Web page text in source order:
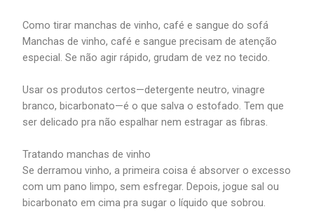
Como tirar manchas de vinho, café e sangue do sofá
Manchas de vinho, café e sangue precisam de atenção
especial. Se não agir rápido, grudam de vez no tecido.
Usar os produtos certos—detergente neutro, vinagre
branco, bicarbonato—é o que salva o estofado. Tem que
ser delicado pra não espalhar nem estragar as fibras.
Tratando manchas de vinho
Se derramou vinho, a primeira coisa é absorver o excesso
com um pano limpo, sem esfregar. Depois, jogue sal ou
bicarbonato em cima pra sugar o líquido que sobrou.